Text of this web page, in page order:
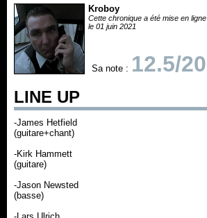
Kroboy
Cette chronique a été mise en ligne
le 01 juin 2021
Sa note : 12.5/20
LINE UP
-James Hetfield
(guitare+chant)
-Kirk Hammett
(guitare)
-Jason Newsted
(basse)